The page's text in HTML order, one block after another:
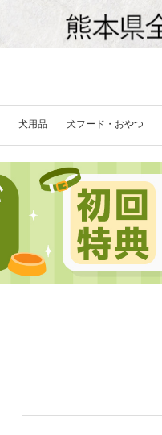
犬用品 犬フード・おやつ